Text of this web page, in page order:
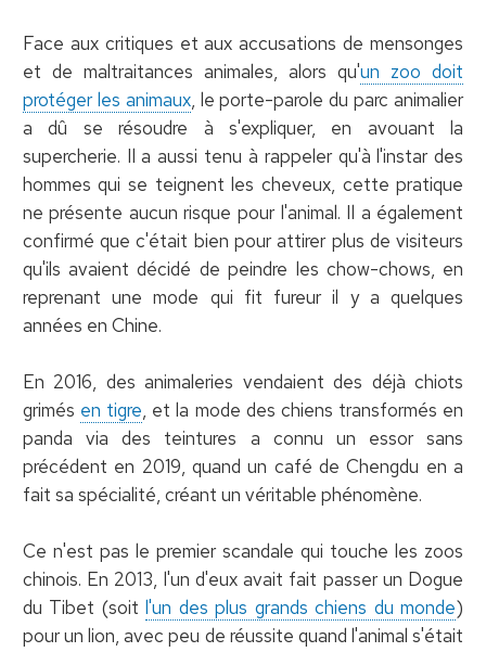
Face aux critiques et aux accusations de mensonges
et de maltraitances animales, alors qu'un zoo doit
protéger les animaux, le porte-parole du parc animalier
a dû se résoudre à s'expliquer, en avouant la
supercherie. Il a aussi tenu à rappeler qu'à l'instar des
hommes qui se teignent les cheveux, cette pratique
ne présente aucun risque pour l'animal. Il a également
confirmé que c'était bien pour attirer plus de visiteurs
qu'ils avaient décidé de peindre les chow-chows, en
reprenant une mode qui fit fureur il y a quelques
années en Chine.
En 2016, des animaleries vendaient des déjà chiots
grimés en tigre, et la mode des chiens transformés en
panda via des teintures a connu un essor sans
précédent en 2019, quand un café de Chengdu en a
fait sa spécialité, créant un véritable phénomène.
Ce n'est pas le premier scandale qui touche les zoos
chinois. En 2013, l'un d'eux avait fait passer un Dogue
du Tibet (soitl'un des plus grands chiens du monde)
pour un lion, avec peu de réussite quand l'animal s'était